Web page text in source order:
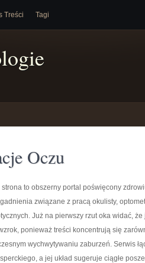
Treści Tagi
Oczu
strona to obszerny portal poświęcony
związane z pracą okulisty,
Już na pierwszy rzut oka widać,
ponieważ treści koncentrują się
wychwytywaniu zaburzeń. Serwis
a jej układ sugeruje ciągłe